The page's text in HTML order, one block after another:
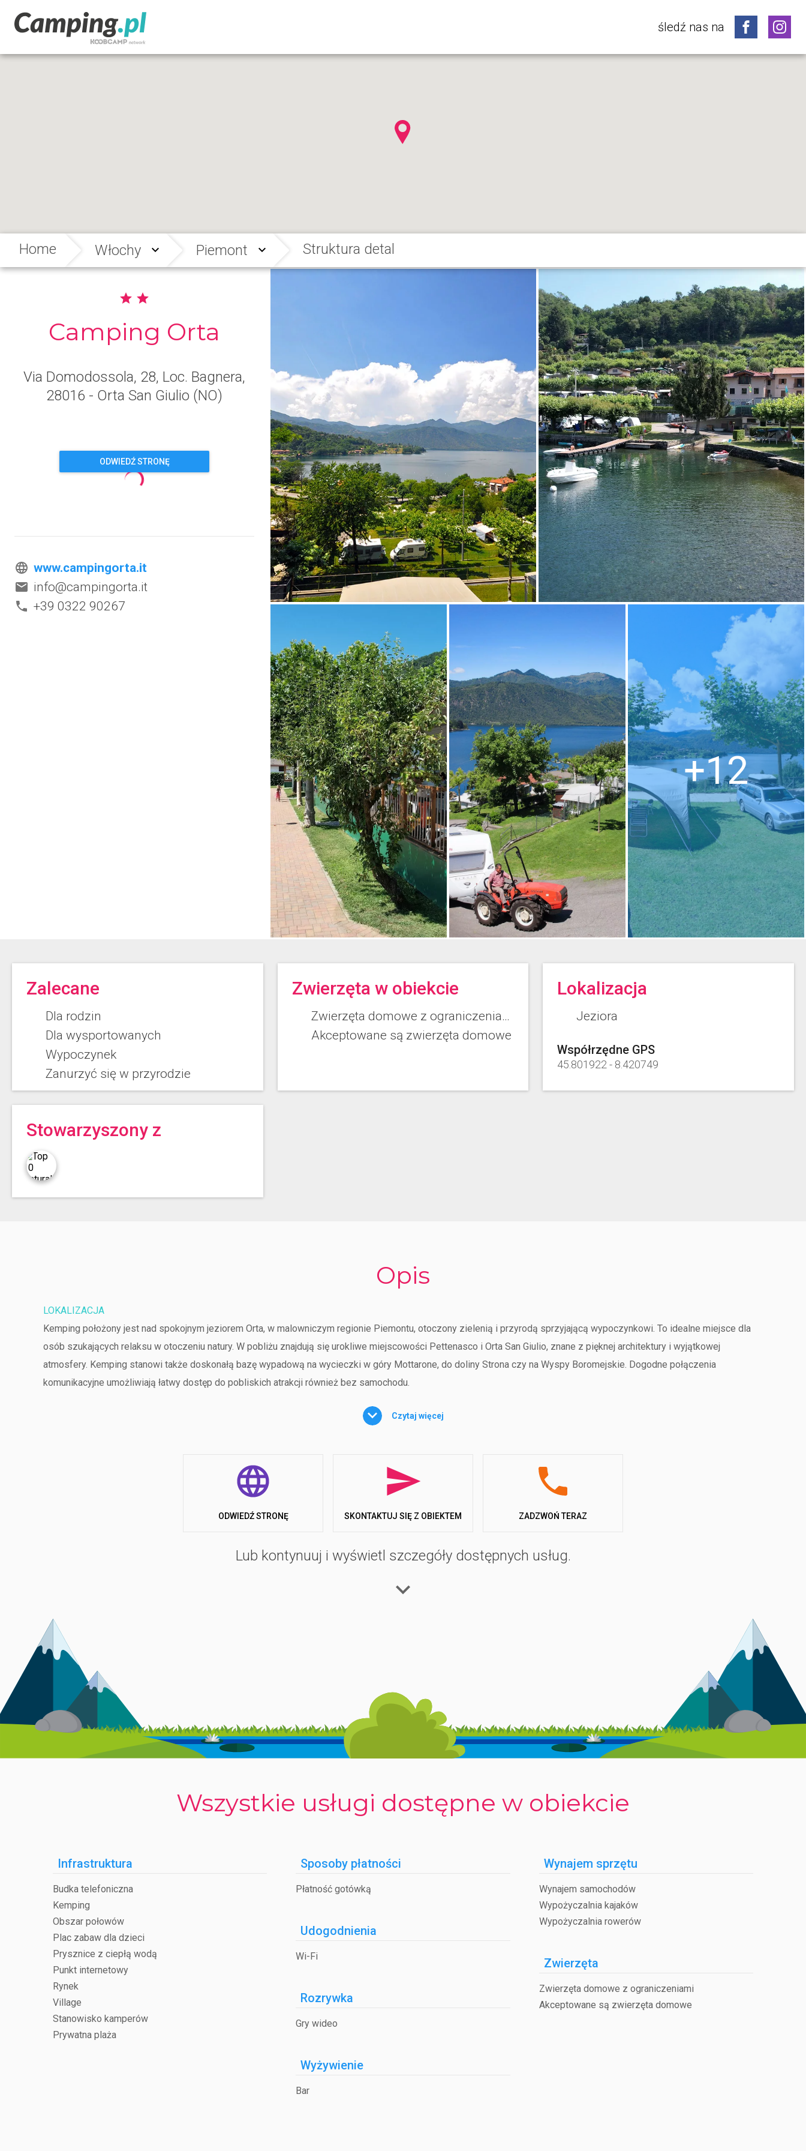
śledź nas na
Home Włochy Piemont Struktura detal
Camping Orta
Via Domodossola, 28, Loc. Bagnera,
28016 - Orta San Giulio (NO)
ODWIEDŹ STRONĘ
www.campingorta.it
info@campingorta.it
+39 0322 90267
Zalecane
Dla rodzin
Dla wysportowanych
Wypoczynek
Zanurzyć się w przyrodzie
Zwierzęta w obiekcie
Zwierzęta domowe z ograniczeniami
Akceptowane są zwierzęta domowe
Lokalizacja
Jeziora
Współrzędne GPS
45.801922 - 8.420749
Stowarzyszony z
Opis
LOKALIZACJA
Kemping położony jest nad spokojnym jeziorem Orta, w malowniczym regionie Piemontu, otoczony zielenią i przyrodą sprzyjającą wypoczynkowi. To idealne miejsce dla
osób szukających relaksu w otoczeniu natury. W pobliżu znajdują się urokliwe miejscowości Pettenasco i Orta San Giulio, znane z pięknej architektury i wyjątkowej
atmosfery. Kemping stanowi także doskonałą bazę wypadową na wycieczki w góry Mottarone, do doliny Strona czy na Wyspy Boromejskie. Dogodne połączenia
komunikacyjne umożliwiają łatwy dostęp do pobliskich atrakcji również bez samochodu.
jednostki mieszkalne są dla niepalących, a część z nich przystosowana jest dla osób z ograniczoną mobilnością.
Dla turystów podróżujących z namiotami, przyczepami kempingowymi lub kamperami przygotowano przestronne, naturalnie zacienione parcele, w tym specjalne miejsca
całodobowej recepcji z obsługą wielojęzyczną oraz Wi-Fi w częściach wspólnych. Na miejscu znajduje się również wewnętrzny parking, strefa do mycia pojazdów oraz
udogodnienia dla osób z niepełnosprawnościami.
Istnieje możliwość wynajmu rowerów, skuterów, samochodów, lodówek, parasoli oraz leżaków zarówno na plażę, jak i przy basenie. Obiekt jest przyjazny zwierzętom –
akceptuje psy każdej wielkości, oferując także specjalnie wyznaczoną strefę dla pupili. Płatności można dokonywać gotówką, kartą, przelewem, czekami lub bonami ANCV.
Na miejscu znajduje się również bankomat.
AKTYWNOŚCI I ROZRYWKA
Kemping oferuje bogaty program animacji dla dorosłych i dzieci – od zabaw i turniejów po wieczorne pokazy, karaoke, muzykę na żywo oraz mini i baby cluby. Na terenie
Dla gości dostępny jest basen z częścią dla dzieci, który zapewnia ochłodę w cieplejsze dni. Położenie kempingu pozwala na łączenie aktywnego wypoczynku z relaksem,
Czytaj więcej
ODWIEDŹ STRONĘ SKONTAKTUJ SIĘ Z OBIEKTEM ZADZWOŃ TERAZ
Lub kontynuuj i wyświetl szczegóły dostępnych usług.
Wszystkie usługi dostępne w obiekcie
Infrastruktura
Budka telefoniczna
Kemping
Obszar połowów
Plac zabaw dla dzieci
Prysznice z ciepłą wodą
Punkt internetowy
Rynek
Village
Stanowisko kamperów
Prywatna plaża
Sposoby płatności
Płatność gotówką
Udogodnienia
Wi-Fi
Rozrywka
Gry wideo
Wyżywienie
Bar
Wynajem sprzętu
Wynajem samochodów
Wypożyczalnia kajaków
Wypożyczalnia rowerów
Zwierzęta
Zwierzęta domowe z ograniczeniami
Akceptowane są zwierzęta domowe